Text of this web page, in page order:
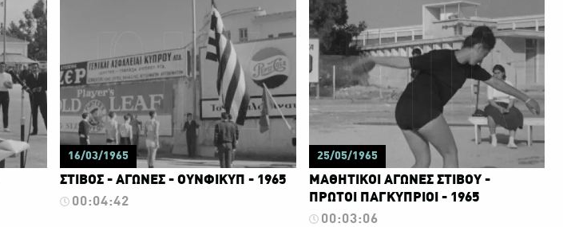
16/03/1965
ΣΤΙΒΟΣ - ΑΓΩΝΕΣ - ΟΥΝΦΙΚΥΠ - 1965
00:04:42
25/05/1965
ΜΑΘΗΤΙΚΟΙ ΑΓΩΝΕΣ ΣΤΙΒΟΥ -
ΠΡΩΤΟΙ ΠΑΓΚΥΠΡΙΟΙ - 1965
00:03:06